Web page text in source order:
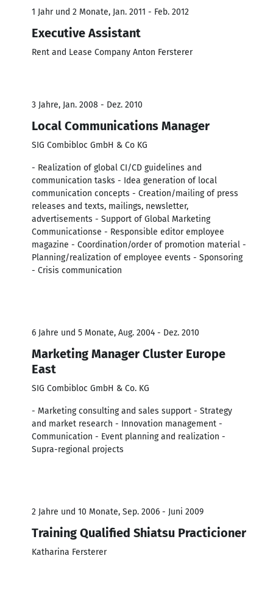
1 Jahr und 2 Monate, Jan. 2011 - Feb. 2012
Executive Assistant
Rent and Lease Company Anton Fersterer
3 Jahre, Jan. 2008 - Dez. 2010
Local Communications Manager
SIG Combibloc GmbH & Co KG
- Realization of global CI/CD guidelines and
communication tasks - Idea generation of local
communication concepts - Creation/mailing of press
releases and texts, mailings, newsletter,
advertisements - Support of Global Marketing
Communicationse - Responsible editor employee
magazine - Coordination/order of promotion material -
Planning/realization of employee events - Sponsoring
- Crisis communication
6 Jahre und 5 Monate, Aug. 2004 - Dez. 2010
Marketing Manager Cluster Europe
East
SIG Combibloc GmbH & Co. KG
- Marketing consulting and sales support - Strategy
and market research - Innovation management -
Communication - Event planning and realization -
Supra-regional projects
2 Jahre und 10 Monate, Sep. 2006 - Juni 2009
Training Qualified Shiatsu Practicioner
Katharina Fersterer